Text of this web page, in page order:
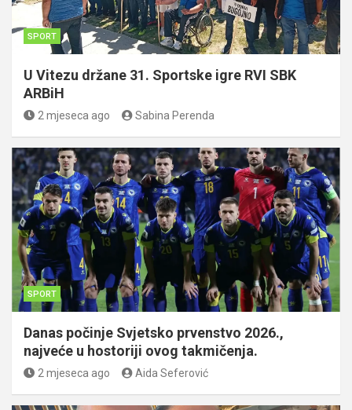
SPORT
U Vitezu držane 31. Sportske igre RVI SBK
ARBiH
2 mjeseca ago Sabina Perenda
SPORT
Danas počinje Svjetsko prvenstvo 2026.,
najveće u hostoriji ovog takmičenja.
2 mjeseca ago Aida Seferović